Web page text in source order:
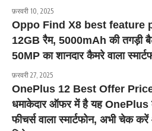
फ़रवरी 10, 2025
Oppo Find X8 best feature
12GB रैम, 5000mAh की तगड़ी
50MP का शानदार कैमरे वाला
फ़रवरी 27, 2025
OnePlus 12 Best Offer
धमाकेदार ऑफर में है यह OnePlus
फीचर्स वाला स्मार्टफोन, अभी चेक